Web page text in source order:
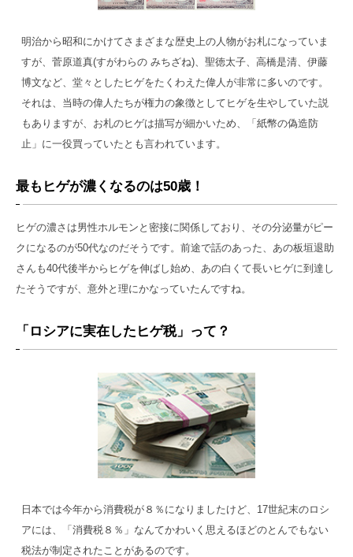
明治から昭和にかけてさまざまな歴史上の人物がお札になっていま
すが、菅原道真(すがわらの みちざね)、聖徳太子、高橋是清、伊藤
博文など、堂々としたヒゲをたくわえた偉人が非常に多いのです。
それは、当時の偉人たちが権力の象徴としてヒゲを生やしていた説
もありますが、お札のヒゲは描写が細かいため、「紙幣の偽造防
止」に一役買っていたとも言われています。
最もヒゲが濃くなるのは50歳！
ヒゲの濃さは男性ホルモンと密接に関係しており、その分泌量がピー
クになるのが50代なのだそうです。前途で話のあった、あの板垣退助
さんも40代後半からヒゲを伸ばし始め、あの白くて長いヒゲに到達し
たそうですが、意外と理にかなっていたんですね。
「ロシアに実在したヒゲ税」って？
日本では今年から消費税が８％になりましたけど、17世紀末のロシ
アには、「消費税８％」なんてかわいく思えるほどのとんでもない
税法が制定されたことがあるのです。